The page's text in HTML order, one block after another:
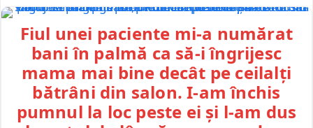
Fiul unei paciente mi-a numărat
bani în palmă ca să-i îngrijesc
mama mai bine decât pe ceilalți
bătrâni din salon. I-am închis
pumnul la loc peste ei și l-am dus